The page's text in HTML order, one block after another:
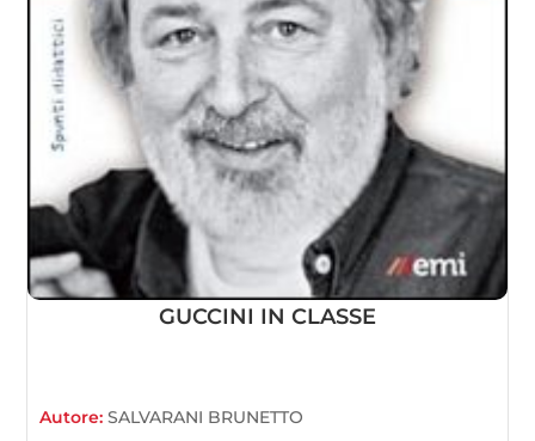
GUCCINI IN CLASSE
Autore:SALVARANI BRUNETTO